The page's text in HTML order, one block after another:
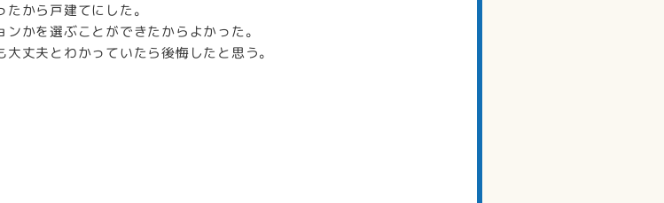
から戸建てにした。
かを選ぶことができたからよかった。
丈夫とわかっていたら後悔したと思う。